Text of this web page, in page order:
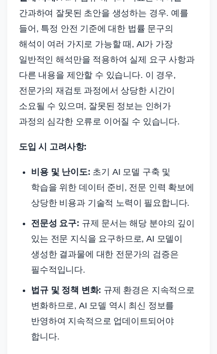
간과하여 잘못된 초안을 생성하는 경우. 예를
들어, 특정 안전 기준에 대한 법률 문구의
해석이 여러 가지로 가능할 때, AI가 가장
일반적인 해석만을 적용하여 실제 요구 사항과
다른 내용을 제안할 수 있습니다. 이 경우,
전문가의 재검토 과정에서 상당한 시간이
소요될 수 있으며, 잘못된 정보는 인허가
과정의 심각한 오류로 이어질 수 있습니다.
도입 시 고려사항:
비용 및 난이도: 초기 AI 모델 구축 및
학습을 위한 데이터 준비, 전문 인력 확보에
상당한 비용과 기술적 노력이 필요합니다.
전문성 요구: 규제 문서는 해당 분야의 깊이
있는 전문 지식을 요구하므로, AI 모델이
생성한 결과물에 대한 전문가의 검증은
필수적입니다.
법규 및 정책 변화: 규제 환경은 지속적으로
변화하므로, AI 모델 역시 최신 정보를
반영하여 지속적으로 업데이트되어야
합니다.